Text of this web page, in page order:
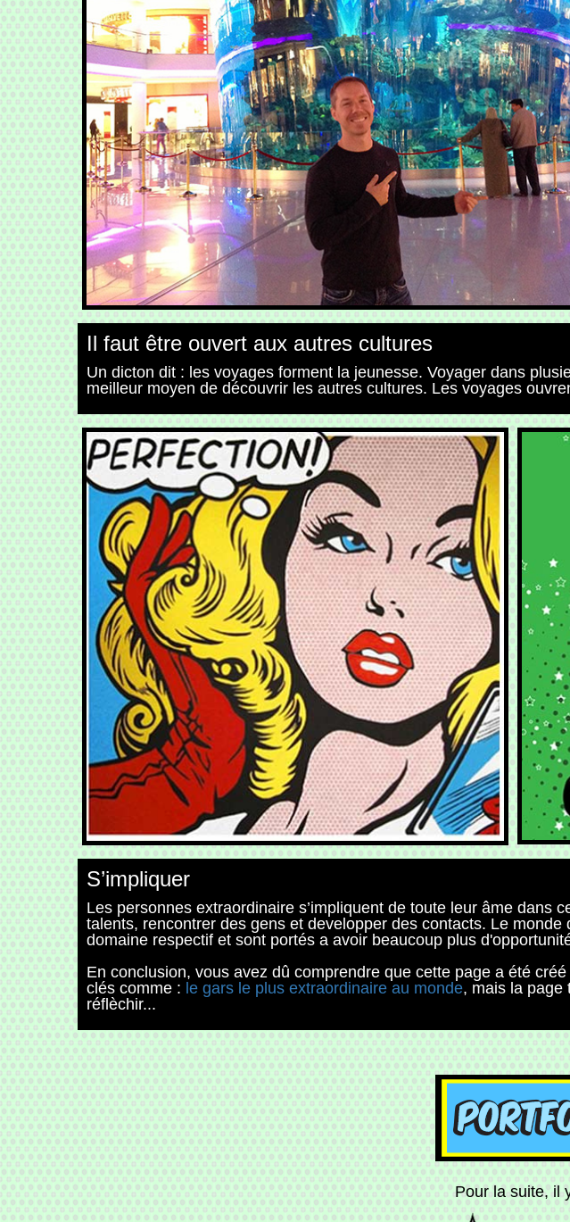
Il faut être ouvert aux autres cultures
Un dicton dit : les voyages forment la jeunesse. Voyager dans
meilleur moyen de découvrir les autres cultures. Les voyages
S’impliquer
Les personnes extraordinaire s’impliquent de toute leur âme dans
talents, rencontrer des gens et developper des contacts. Le
domaine respectif et sont portés a avoir beaucoup plus
En conclusion, vous avez dû comprendre que cette page a été
clés comme : le gars le plus extraordinaire au monde, mais la page
réflèchir...
Pour la suite, il